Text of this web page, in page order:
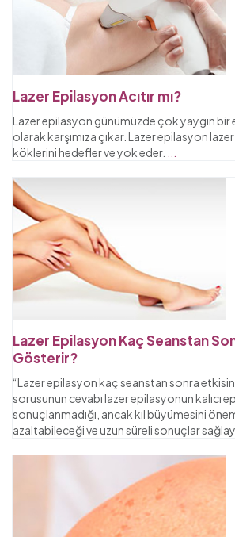
Lazer Epilasyon Acıtır mı?
Lazer epilasyon günümüzde çok yaygın
olarak karşımıza çıkar. Lazer epilasyon lazer
köklerini hedefler ve yok eder.
Lazer Epilasyon Kaç Seanstan
Gösterir?
“Lazer epilasyon kaç seanstan sonra
sorusunun cevabı lazer epilasyonun kalıcı
sonuçlanmadığı, ancak kıl büyümesini
azaltabileceği ve uzun süreli sonuçlar sağlay